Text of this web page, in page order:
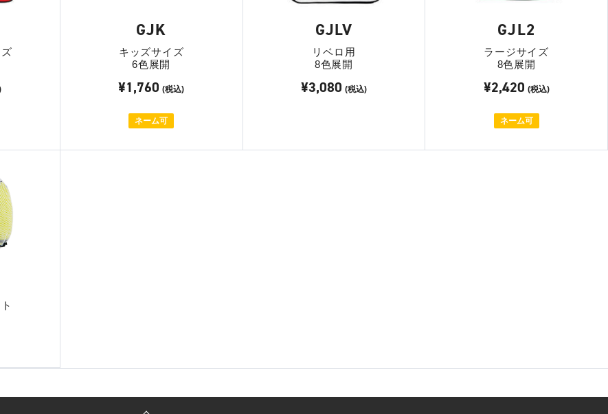
GJK
キッズサイズ
6色展開
¥1,760 (税込)
ネーム可
GJLV
リベロ用
8色展開
¥3,080 (税込)
GJL2
ラージサイズ
8色展開
¥2,420 (税込)
ネーム可